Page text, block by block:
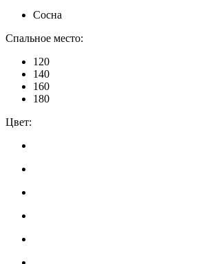
Сосна
Спальное место:
120
140
160
180
Цвет: